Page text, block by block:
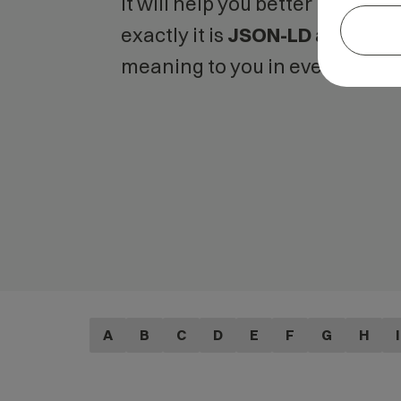
exactly it is JSON-LDand what
meaning to you in everyday
A B C D E F G H I